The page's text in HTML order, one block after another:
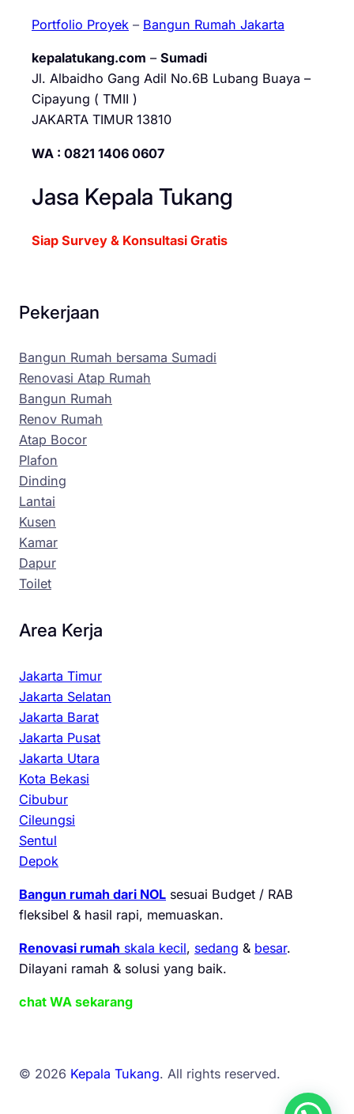
Portfolio Proyek – Bangun Rumah Jakarta
kepalatukang.com – Sumadi
Jl. Albaidho Gang Adil No.6B Lubang Buaya –
Cipayung ( TMII )
JAKARTA TIMUR 13810
WA : 0821 1406 0607
Jasa Kepala Tukang
Siap Survey & Konsultasi Gratis
Pekerjaan
Bangun Rumah bersama Sumadi
Renovasi Atap Rumah
Bangun Rumah
Renov Rumah
Atap Bocor
Plafon
Dinding
Lantai
Kusen
Kamar
Dapur
Toilet
Area Kerja
Jakarta Timur
Jakarta Selatan
Jakarta Barat
Jakarta Pusat
Jakarta Utara
Kota Bekasi
Cibubur
Cileungsi
Sentul
Depok
Bangun rumah dari NOL sesuai Budget / RAB
fleksibel & hasil rapi, memuaskan.
Renovasi rumah skala kecil, sedang & besar.
Dilayani ramah & solusi yang baik.
chat WA sekarang
© 2026 Kepala Tukang. All rights reserved.